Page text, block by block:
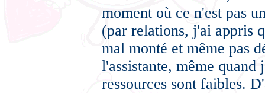
moment où ce n'est pas
(par relations, j'ai appris
mal monté et même pas
l'assistante, même
ressources sont faibles.